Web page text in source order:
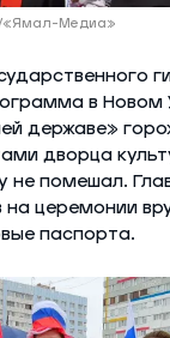
«Ямал-Медиа»
в Новом
державе»
дворца
не помешал.
церемонии
паспорта.